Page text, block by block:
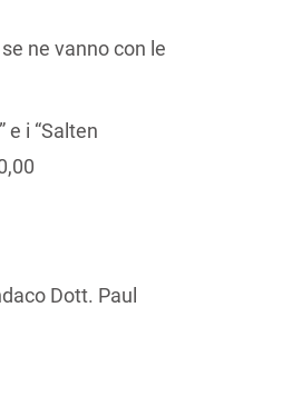
ne vanno con le
e i “Salten
Dott. Paul